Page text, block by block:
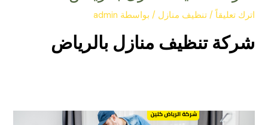
اترك تعليقاً /تنظيف منازل / بواسطة admin
شركة تنظيف منازل بالرياض